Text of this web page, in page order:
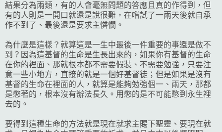
結果分為兩類，有的人會毫無問題的答應且真的作得到，但
有的人則是一開口就還是說很難，在嚐試了一兩天後就自承
作不到了、最後還是要求主憐憫。
為什麼是這樣？就算這是一生中最後一件重要的事還是做不
到？因為這基督的生命是生長出來的，如果你有基督的生命
在你的裡面、那就根本都不需要假裝、不需要勉強，只要注
意一些小地方，直接的就是一個好基督徒；但是如果是沒有
基督的生命在裡面的人，就算是能夠勉強個一、兩天，那都
是憋著的，根本沒有辦法長久。用憋的是不可能憋到永生裡
去的。
要得到這種生命的方法就是現在就求主賜下聖靈、要現在就